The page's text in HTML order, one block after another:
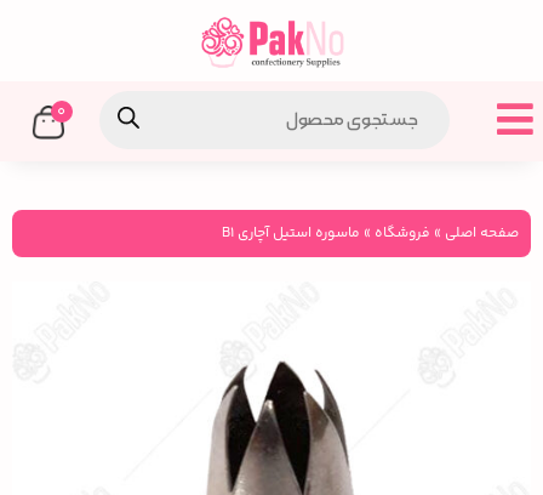
0
صفحه اصلی » فروشگاه » ماسوره استیل آچاری B1